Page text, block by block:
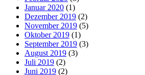
Januar 2020 (1)
Dezember 2019 (2)
November 2019 (5)
Oktober 2019 (1)
September 2019 (3)
August 2019 (3)
Juli 2019 (2)
Juni 2019 (2)